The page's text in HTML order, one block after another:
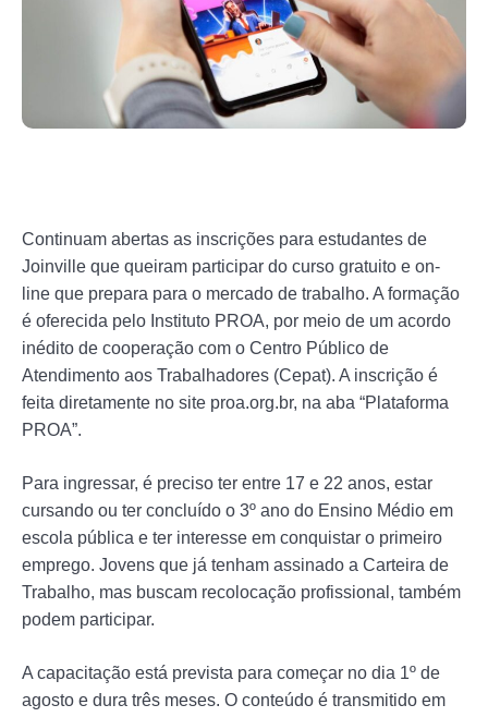
Continuam abertas as inscrições para estudantes de
Joinville que queiram participar do curso gratuito e on-
line que prepara para o mercado de trabalho. A formação
é oferecida pelo Instituto PROA, por meio de um acordo
inédito de cooperação com o Centro Público de
Atendimento aos Trabalhadores (Cepat). A inscrição é
feita diretamente no site proa.org.br, na aba “Plataforma
PROA”.
Para ingressar, é preciso ter entre 17 e 22 anos, estar
cursando ou ter concluído o 3º ano do Ensino Médio em
escola pública e ter interesse em conquistar o primeiro
emprego. Jovens que já tenham assinado a Carteira de
Trabalho, mas buscam recolocação profissional, também
podem participar.
A capacitação está prevista para começar no dia 1º de
agosto e dura três meses. O conteúdo é transmitido em